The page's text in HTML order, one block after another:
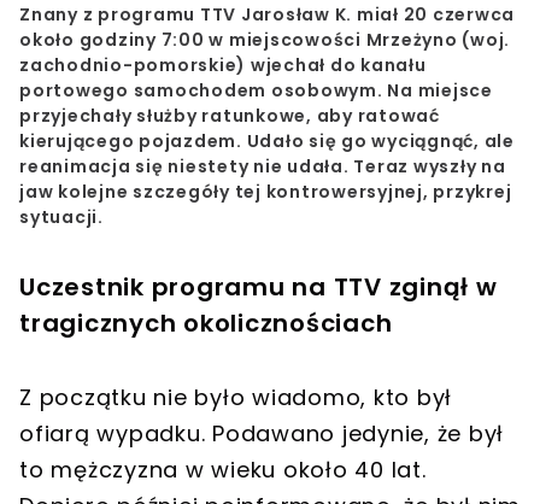
Znany z programu TTV Jarosław K. miał 20 czerwca
około godziny 7:00 w miejscowości Mrzeżyno (woj.
zachodnio-pomorskie) wjechał do kanału
portowego samochodem osobowym. Na miejsce
przyjechały służby ratunkowe, aby ratować
kierującego pojazdem. Udało się go wyciągnąć, ale
reanimacja się niestety nie udała. Teraz wyszły na
jaw kolejne szczegóły tej kontrowersyjnej, przykrej
sytuacji.
Uczestnik programu na TTV zginął w
tragicznych okolicznościach
Z początku nie było wiadomo, kto był
ofiarą wypadku. Podawano jedynie, że był
to mężczyzna w wieku około 40 lat.